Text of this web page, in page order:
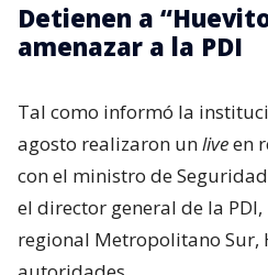
Detienen a
amenazar a la PDI
Tal como informó la
agosto realizaron unliveen
con el ministro de
el director general de la
regional Metropolitano Sur,